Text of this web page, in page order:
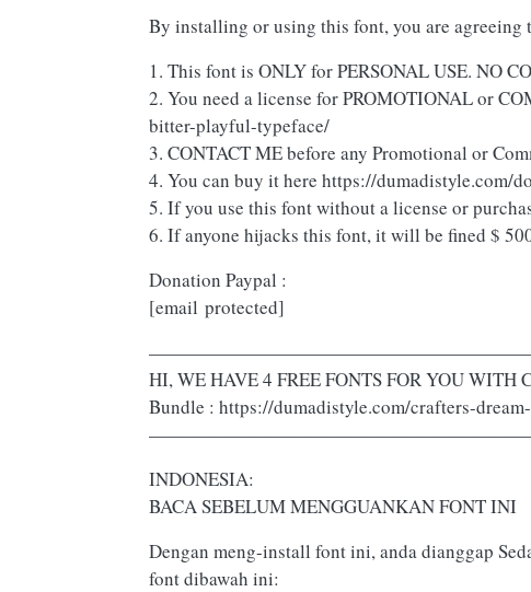
By installing or using this font, you are agreeing
1. This font is ONLY for PERSONAL USE. NO
2. You need a license for PROMOTIONAL or
bitter-playful-typeface/
3. CONTACT ME before any Promotional or
4. You can buy it here https://
5. If you use this font without a license or
6. If anyone hijacks this font, it will be fined $
Donation Paypal :
[email protected]
HI, WE HAVE 4 FREE FONTS FOR YOU
Bundle : https://dumadistyle.com/crafters-
INDONESIA:
BACA SEBELUM MENGGUANKAN FONT INI
Dengan meng-install font ini, anda dianggap
font dibawah ini: